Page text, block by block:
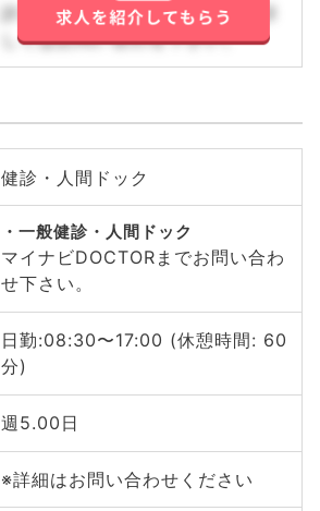
詳しくはお問い合わせ下さい。詳
しくはお問い合わせ下さい。
健診・人間ドック
一般健診・人間ドック
マイナビDOCTORまでお問い合わ
せ下さい。
日勤:08:30〜17:00 (休憩時間: 60
分)
週5.00日
※詳細はお問い合わせください